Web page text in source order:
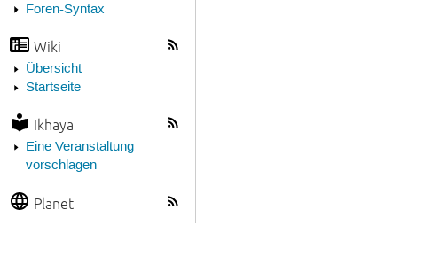
Foren-Syntax
Wiki
Übersicht
Startseite
Ikhaya
Eine Veranstaltung
vorschlagen
Planet